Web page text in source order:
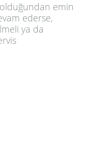
emin
ederse,
ya da